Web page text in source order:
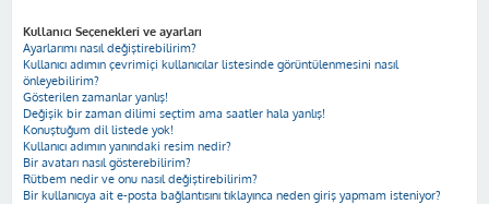
Kullanıcı Seçenekleri ve ayarları
Ayarlarımı nasıl değiştirebilirim?
Kullanıcı adımın çevrimiçi kullanıcılar listesinde görüntülenmesini nasıl
önleyebilirim?
Gösterilen zamanlar yanlış!
Değişik bir zaman dilimi seçtim ama saatler hala yanlış!
Konuştuğum dil listede yok!
Kullanıcı adımın yanındaki resim nedir?
Bir avatarı nasıl gösterebilirim?
Rütbem nedir ve onu nasıl değiştirebilirim?
Bir kullanıcıya ait e-posta bağlantısını tıklayınca neden giriş yapmam isteniyor?